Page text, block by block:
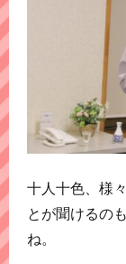
十人十色、様
とが聞けるの
ね。